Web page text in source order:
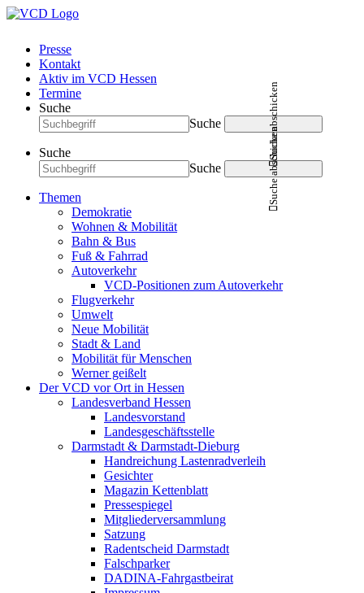
Presse
Kontakt
Aktiv im VCD Hessen
Termine
Suche
Suche
Suche abschicken
Suche
Suche
Suche abschicken
Themen
Demokratie
Wohnen & Mobilität
Bahn & Bus
Fuß & Fahrrad
Autoverkehr
VCD-Positionen zum Autoverkehr
Flugverkehr
Umwelt
Neue Mobilität
Stadt & Land
Mobilität für Menschen
Werner geißelt
Der VCD vor Ort in Hessen
Landesverband Hessen
Landesvorstand
Landesgeschäftsstelle
Darmstadt & Darmstadt-Dieburg
Handreichung Lastenradverleih
Gesichter
Magazin Kettenblatt
Pressespiegel
Mitgliederversammlung
Satzung
Radentscheid Darmstadt
Falschparker
DADINA-Fahrgastbeirat